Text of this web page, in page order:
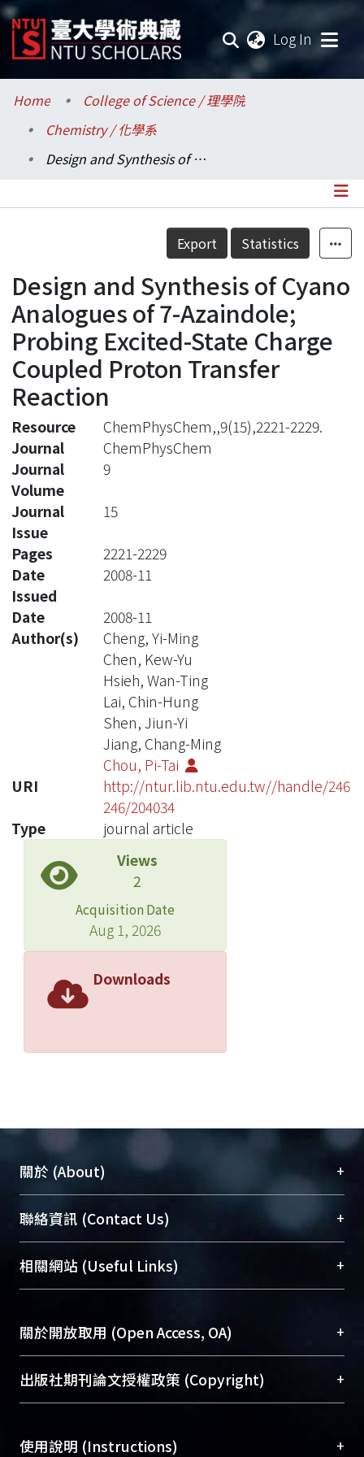
Log In
Communities & Collections
Research Outputs
Statistics
Home
College of Science / 理學院
Chemistry / 化學系
Design and Synthesis of Cyano Analogues of 7-Azaindole; Probing Excited-State Charge Coupled Proton Transfer Reaction
Details
Export Statistics
Design and Synthesis of Cyano
Analogues of 7-Azaindole;
Probing Excited-State Charge
Coupled Proton Transfer
Reaction
Resource
ChemPhysChem,,9(15),2221-2229.
Journal
ChemPhysChem
Journal
Volume
9
Journal
Issue
15
Pages
2221-2229
Date
Issued
2008-11
Date
2008-11
Author(s)
Cheng, Yi-Ming
Chen, Kew-Yu
Hsieh, Wan-Ting
Lai, Chin-Hung
Shen, Jiun-Yi
Jiang, Chang-Ming
Chou, Pi-Tai
URI
http://ntur.lib.ntu.edu.tw//handle/246
246/204034
Type
journal article
Views
2
Acquisition Date
Aug 1, 2026
Downloads
關於 (About) +
臺大位居世界頂尖大學之列，為永久珍藏及向國際
展現本校豐碩的研究成果及學術能量，圖書館整合
機構典藏（NTUR）與學術庫（AH）不同功能平
台，成為臺大學術典藏NTU scholars。期能整合研
成果。
To permanently archive and promote researcher
profiles and scholarly works, Library integrates the
services of “NTU Repository” with “Academic
聯絡資訊 (Contact Us) +
總館學科館員(Main Library)
醫學圖書館學科館員(Medical Library)
Sciences Library)
相關網站 (Useful Links) +
關於開放取用 (Open Access, OA) +
開放取用是從使用者角度提升資訊取用性的社會運
動，應用在學術研究上是透過將研究著作公開供使
用逐年攀升。同時可加速研究發展、提升研究影響
出版社期刊論文授權政策 (Copyright) +
含部分內容的版權非匯入者所有，或由第三方贊
使用說明 (Instructions) +